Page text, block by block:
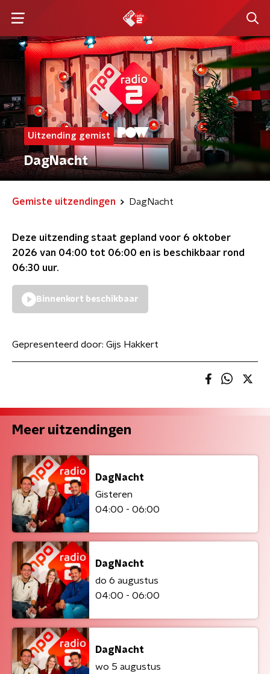
Uitzending gemist
DagNacht
Gemiste uitzendingen DagNacht
Deze uitzending staat gepland voor 6 oktober
2026 van 04:00 tot 06:00 en is beschikbaar rond
06:30 uur.
Binnenkort beschikbaar
Gepresenteerd door: Gijs Hakkert
Meer uitzendingen
DagNacht
Gisteren
04:00 - 06:00
DagNacht
do 6 augustus
04:00 - 06:00
DagNacht
wo 5 augustus